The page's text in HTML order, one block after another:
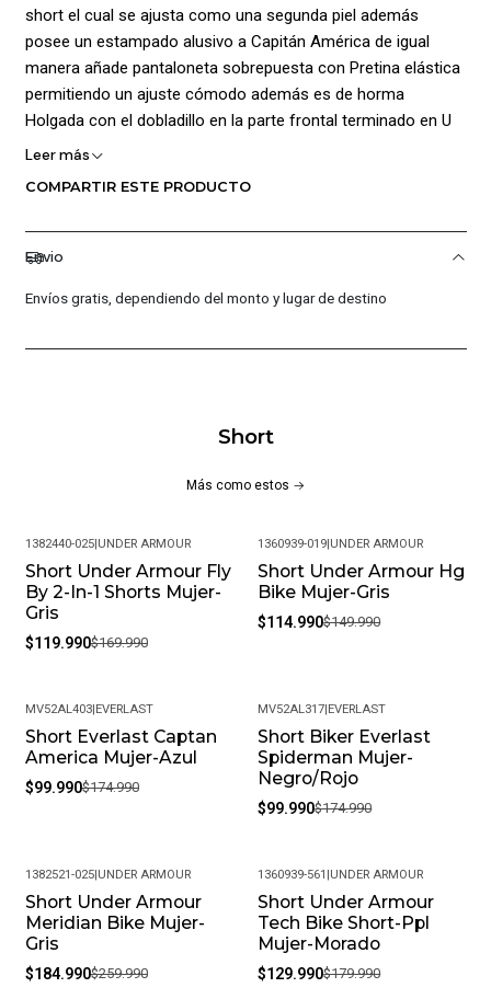
short el cual se ajusta como una segunda piel además
posee un estampado alusivo a Capitán América de igual
manera añade pantaloneta sobrepuesta con Pretina elástica
permitiendo un ajuste cómodo además es de horma
Holgada con el dobladillo en la parte frontal terminado en U
dando protagonismo y visibilidad al short interno Por ultimo
90%Elastano: 10%
Leer más
COMPARTIR ESTE PRODUCTO
Envio
Envíos gratis, dependiendo del monto y lugar de destino
Short
Más como estos
-29%
1382440-025|UNDER ARMOUR
Short Under Armour Fly
By 2-In-1 Shorts Mujer-
Gris
$119.990$169.990
-23%
1360939-019|UNDER ARMOUR
Short Under Armour Hg
Bike Mujer-Gris
$114.990$149.990
-43%
MV52AL403|EVERLAST
Short Everlast Captan
America Mujer-Azul
$99.990$174.990
-43%
MV52AL317|EVERLAST
Short Biker Everlast
Spiderman Mujer-
Negro/Rojo
$99.990$174.990
-29%
1382521-025|UNDER ARMOUR
Short Under Armour
Meridian Bike Mujer-
Gris
$184.990$259.990
-28%
1360939-561 |UNDER ARMOUR
Short Under Armour
Tech Bike Short-Ppl
Mujer-Morado
$129.990$179.990